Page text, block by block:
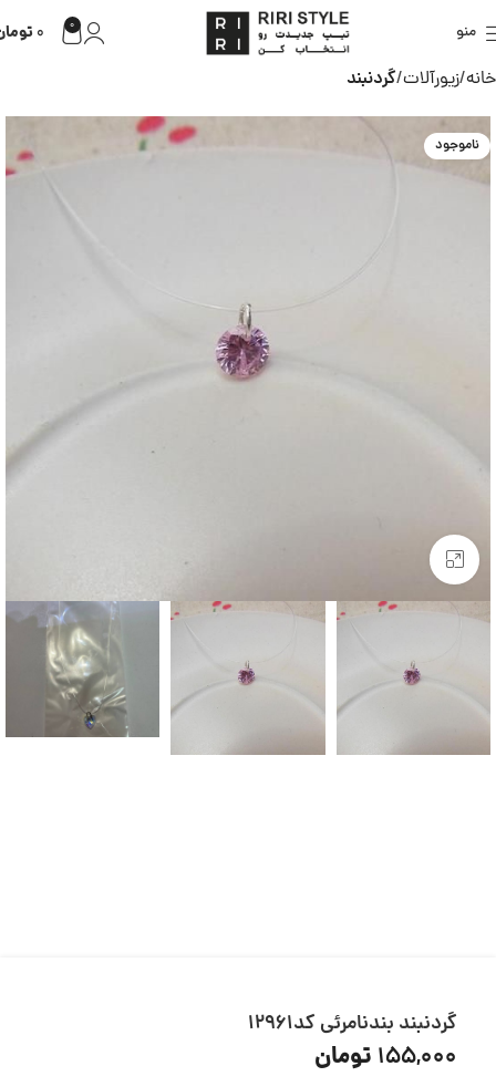
منو 0
0
خانه زیورآلات گردنبند
ناموجود
بزرگنمایی تصویر
گردنبند بندنامرئی کد12961
155,000 تومان